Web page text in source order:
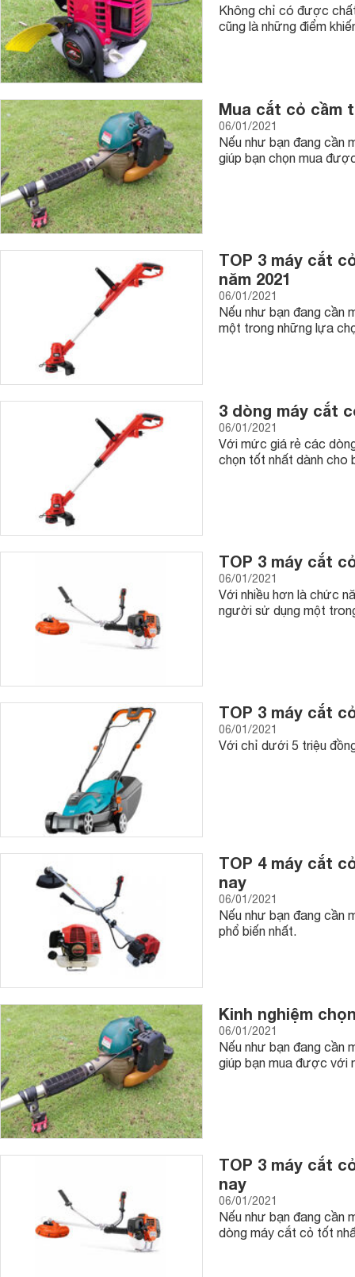
Không chỉ có được
cũng là những điểm
Mua cắt cỏ cầm
06/01/2021
Nếu như bạn đang cần
giúp bạn chọn mua
TOP 3 máy cắt
năm 2021
06/01/2021
Nếu như bạn đang cần
một trong những lựa
3 dòng máy cắt
06/01/2021
Với mức giá rẻ các
chọn tốt nhất dành cho
TOP 3 máy cắt
06/01/2021
Với nhiều hơn là chức
người sử dụng một
TOP 3 máy cắt
06/01/2021
Với chỉ dưới 5 triệu
TOP 4 máy cắt
nay
06/01/2021
Nếu như bạn đang cần
phổ biến nhất.
Kinh nghiệm
06/01/2021
Nếu như bạn đang cần
giúp bạn mua được với
TOP 3 máy cắt
nay
06/01/2021
Nếu như bạn đang cần
dòng máy cắt cỏ tốt